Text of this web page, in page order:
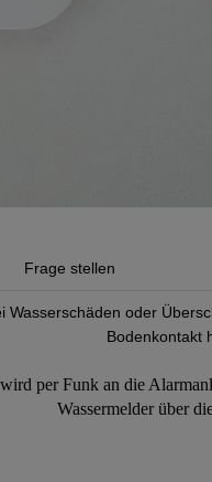
Frage stellen
oder
Bodenkontakt
per Funk an die
Wassermelder über